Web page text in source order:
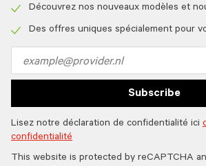
icon
icon
Découvrez nos nouveaux modèles et
Des offres uniques spécialement pour
address
Subscribe
Lisez notre déclaration de confidentialité ici
confidentialité
This website is protected by reCAPTCHA